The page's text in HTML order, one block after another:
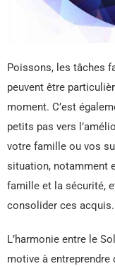
Poissons, les tâches
peuvent être
moment. C’est
petits pas vers
votre famille ou vos
situation, notamment
famille et la sécurité,
consolider ces acquis.
L’harmonie entre le
motive à